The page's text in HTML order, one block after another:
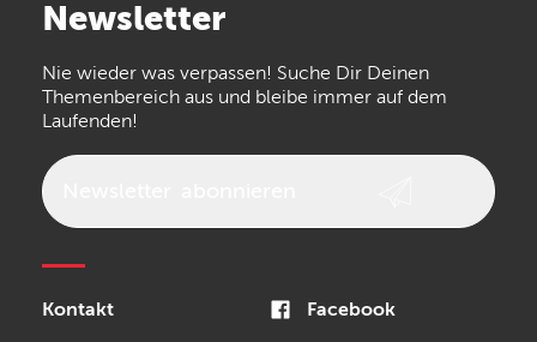
the t.bone
Walrus Audio Epiphone
Newsletter
Nie wieder was verpassen! Suche Dir Deinen
Themenbereich aus und bleibe immer auf dem
Laufenden!
Kontakt Facebook